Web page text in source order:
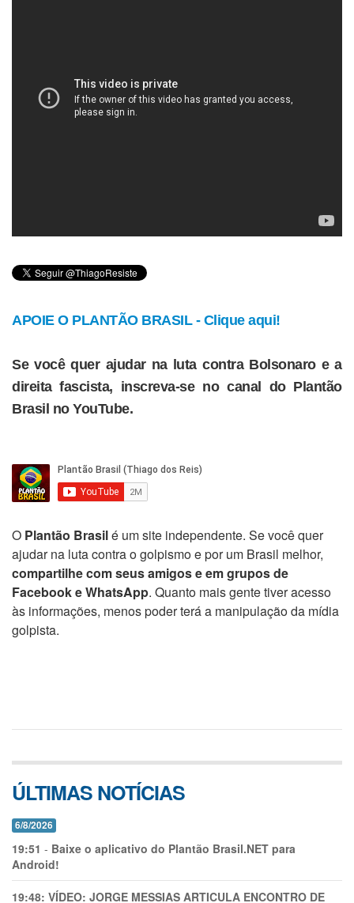
APOIE O PLANTÃO BRASIL - Clique aqui!
Se você quer ajudar na luta contra Bolsonaro e a
direita fascista, inscreva-se no canal do Plantão
Brasil no YouTube.
O Plantão Brasilé um site independente. Se você quer
ajudar na luta contra o golpismo e por um Brasil melhor,
compartilhe com seus amigos e em grupos de
Facebook e WhatsApp. Quanto mais gente tiver acesso
às informações, menos poder terá a manipulação da mídia
golpista.
ÚLTIMAS NOTÍCIAS
6/8/2026
19:51 - Baixe o aplicativo do Plantão Brasil.NET para
Android!
19:48: VÍDEO: JORGE MESSIAS ARTICULA ENCONTRO DE